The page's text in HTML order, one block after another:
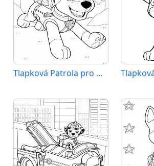
Tlapková Patrola pro Děti